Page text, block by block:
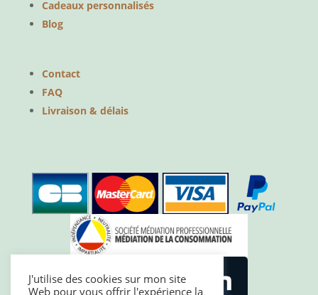
Cadeaux personnalisés
Blog
Contact
FAQ
Livraison & délais
J'utilise des cookies sur mon site
Web pour vous offrir l'expérience la